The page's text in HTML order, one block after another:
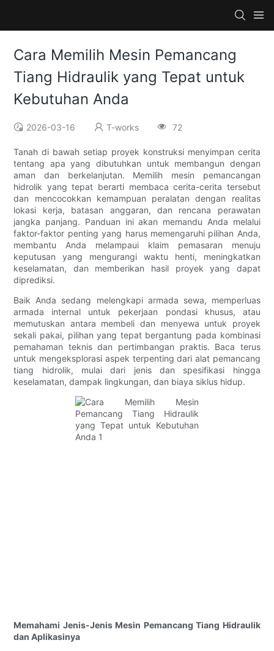
Cara Memilih Mesin Pemancang
Tiang Hidraulik yang Tepat untuk
Kebutuhan Anda
2026-03-16 T-works 72
Tanah di bawah setiap proyek konstruksi menyimpan cerita
tentang apa yang dibutuhkan untuk membangun dengan
aman dan berkelanjutan. Memilih mesin pemancangan
hidrolik yang tepat berarti membaca cerita-cerita tersebut
dan mencocokkan kemampuan peralatan dengan realitas
lokasi kerja, batasan anggaran, dan rencana perawatan
jangka panjang. Panduan ini akan memandu Anda melalui
faktor-faktor penting yang harus memengaruhi pilihan Anda,
membantu Anda melampaui klaim pemasaran menuju
keputusan yang mengurangi waktu henti, meningkatkan
keselamatan, dan memberikan hasil proyek yang dapat
diprediksi.
Baik Anda sedang melengkapi armada sewa, memperluas
armada internal untuk pekerjaan pondasi khusus, atau
memutuskan antara membeli dan menyewa untuk proyek
sekali pakai, pilihan yang tepat bergantung pada kombinasi
pemahaman teknis dan pertimbangan praktis. Baca terus
untuk mengeksplorasi aspek terpenting dari alat pemancang
tiang hidrolik, mulai dari jenis dan spesifikasi hingga
keselamatan, dampak lingkungan, dan biaya siklus hidup.
Memahami Jenis-Jenis Mesin Pemancang Tiang Hidraulik
dan Aplikasinya